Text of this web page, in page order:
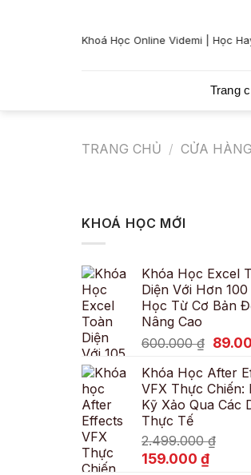
Khoá Học Online Videmi | Học
Trang
TRANG CHỦ / CỬA HÀNG
KHOÁ HỌC MỚI
Khóa Học Excel
Diện Với Hơn 100
Học Từ Cơ Bản
Nâng Cao
600.000₫ Giá
là:
Khóa Học After
VFX Thực Chiến:
Kỹ Xảo Qua Các
Thực Tế
2.499.000₫
Giá
159.000 ₫Giá